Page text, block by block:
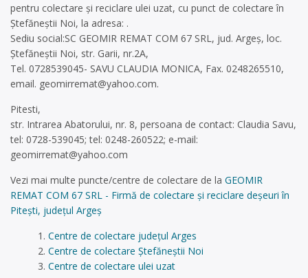
pentru colectare și reciclare ulei uzat, cu punct de colectare în
Ștefăneștii Noi, la adresa: .
Sediu social:SC GEOMIR REMAT COM 67 SRL, jud. Argeș, loc.
Ștefăneștii Noi, str. Garii, nr.2A,
Tel. 0728539045- SAVU CLAUDIA MONICA, Fax. 0248265510,
email. geomirremat@yahoo.com.
Pitesti,
str. Intrarea Abatorului, nr. 8, persoana de contact: Claudia Savu,
tel: 0728-539045; tel: 0248-260522; e-mail:
geomirremat@yahoo.com
Vezi mai multe puncte/centre de colectare de la GEOMIR
REMAT COM 67 SRL - Firmă de colectare și reciclare deșeuri în
Pitești, județul Argeș
Centre de colectare județul Arges
Centre de colectare Ștefăneștii Noi
Centre de colectare ulei uzat